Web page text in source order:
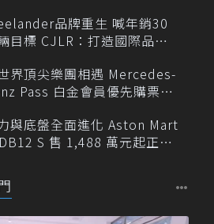
品牌重生 喊年銷30
目標 CJLR：打造國際品牌
界頂尖樂團相遇 Mercedes-
Pass 白金會員優先購票維
與底盤全面進化 Aston Mart
S 售 1,488 萬元起正式